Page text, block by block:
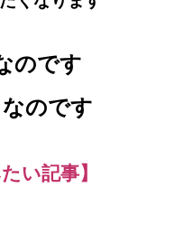
のです
のです
い記事】